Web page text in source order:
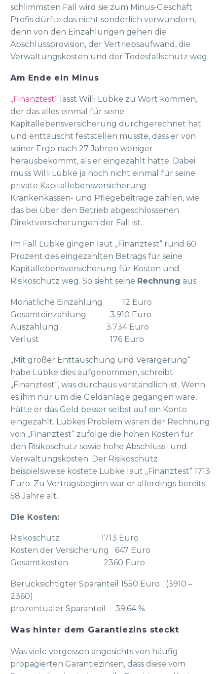
schlimmsten Fall wird sie zum Minus-Geschäft.
Profis dürfte das nicht sonderlich verwundern,
denn von den Einzahlungen gehen die
Abschlussprovision, der Vertriebsaufwand, die
Verwaltungskosten und der Todesfallschutz weg.
Am Ende ein Minus
„Finanztest“ lässt Willi Lübke zu Wort kommen,
der das alles einmal für seine
Kapitallebensversicherung durchgerechnet hat
und enttäuscht feststellen musste, dass er von
seiner Ergo nach 27 Jahren weniger
herausbekommt, als er eingezahlt hatte. Dabei
muss Willi Lübke ja noch nicht einmal für seine
private Kapitallebensversicherung
Krankenkassen- und Pflegebeiträge zahlen, wie
das bei über den Betrieb abgeschlossenen
Direktversicherungen der Fall ist.
Im Fall Lübke gingen laut „Finanztest“ rund 60
Prozent des eingezahlten Betrags für seine
Kapitallebensversicherung für Kosten und
Risikoschutz weg. So sieht seine Rechnung aus:
Monatliche Einzahlung 12 Euro
Gesamteinzahlung 3.910 Euro
Auszahlung 3.734 Euro
Verlust 176 Euro
„Mit großer Enttäuschung und Verärgerung“
habe Lübke dies aufgenommen, schreibt
„Finanztest“, was durchaus verständlich ist. Wenn
es ihm nur um die Geldanlage gegangen wäre,
hätte er das Geld besser selbst auf ein Konto
eingezahlt. Lübkes Problem waren der Rechnung
von „Finanztest“ zufolge die hohen Kosten für
den Risikoschutz sowie hohe Abschluss- und
Verwaltungskosten. Der Risikoschutz
beispielsweise kostete Lübke laut „Finanztest“ 1713
Euro. Zu Vertragsbeginn war er allerdings bereits
58 Jahre alt.
Die Kosten:
Risikoschutz 1713 Euro
Kosten der Versicherung 647 Euro
Gesamtkosten 2360 Euro
Berücksichtigter Sparanteil 1550 Euro (3910 –
2360)
prozentualer Sparanteil 39,64 %
Was hinter dem Garantiezins steckt
Was viele vergessen angesichts von häufig
propagierten Garantiezinsen, dass diese vom